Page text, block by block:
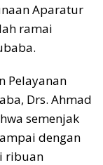
Aparatur
ramai
Pelayanan
Drs. Ahmad
semenjak
dengan
ribuan